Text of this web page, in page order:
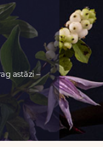
astăzi –